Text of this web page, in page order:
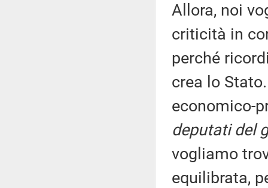
Allora, noi
criticità in
perché
crea lo
economico-
deputati del
vogliamo
equilibrata,